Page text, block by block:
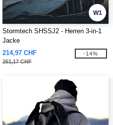
W1
Stormtech SHSSJ2 - Herren 3-in-1
Jacke
214,97 CHF
251,17 CHF
-14%